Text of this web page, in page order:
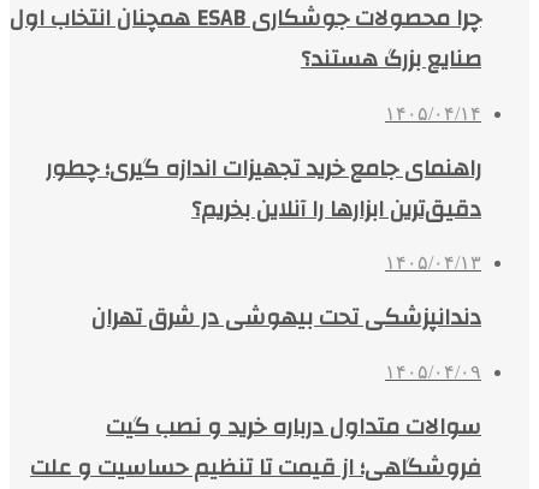
چرا محصولات جوشکاری ESAB همچنان انتخاب اول
صنایع بزرگ هستند؟
۱۴۰۵/۰۴/۱۴
راهنمای جامع خرید تجهیزات اندازه گیری؛ چطور
دقیق‌ترین ابزارها را آنلاین بخریم؟
۱۴۰۵/۰۴/۱۳
دندانپزشکی تحت بیهوشی در شرق تهران
۱۴۰۵/۰۴/۰۹
سوالات متداول درباره خرید و نصب گیت
فروشگاهی؛ از قیمت تا تنظیم حساسیت و علت